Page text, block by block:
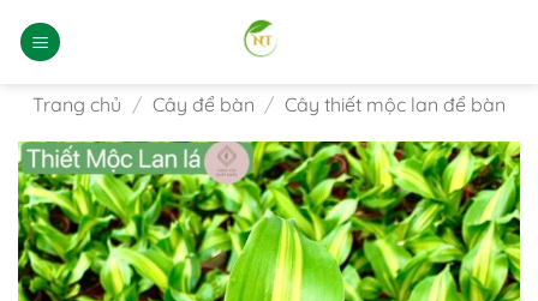
qua
dungTrang chủ / Cây để bàn / Cây thiết mộc lan để bàn